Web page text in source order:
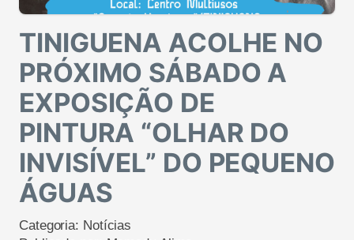
TINIGUENA ACOLHE NO
PRÓXIMO SÁBADO A
EXPOSIÇÃO DE
PINTURA “OLHAR DO
INVISÍVEL” DO PEQUENO
ÁGUAS
Categoria: Notícias